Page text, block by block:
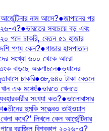
নাম আসে?●জাপানের পর
এ?●ভারতের সবচেয়ে বড় এবং
পদে চাকরি, বেতন ৫১ হাজার
পণ্য কেন?●গাজার হাসপাতাল
সংখ্যা ৬০০ থেকে আরো
বাড়ছে অরুণাচলে●ভ্যানের
চাকরি●৩৮,৬৪০ টাকা বেতনে
এক মঞ্চে!●ভারতে খেলতে
সংখ্যা কত?●ভালোবাসার
●চীনের হুমকি সত্ত্বেও তাইওয়ান
কবে?’ লিখলে কেন আর্জেন্টিনার
ব্রাজিল বিশ্বকাপ ২০২৬-এ?